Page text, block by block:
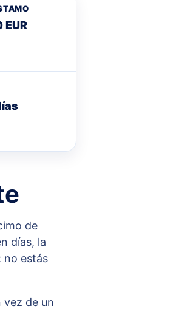
de
días, la
no estás
vez de un